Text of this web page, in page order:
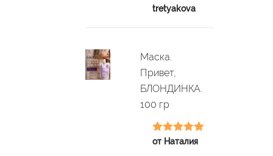
5
tretyakova
Маска.
Привет,
БЛОНДИНКА.
100 гр
Оценка5из
от Наталия